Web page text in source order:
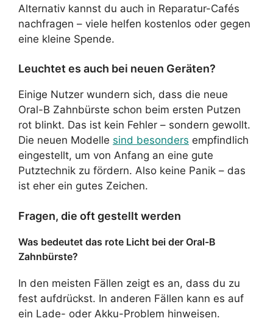
Alternativ kannst du auch in Reparatur-Cafés
nachfragen – viele helfen kostenlos oder gegen
eine kleine Spende.
Leuchtet es auch bei neuen Geräten?
Einige Nutzer wundern sich, dass die neue
Oral-B Zahnbürste schon beim ersten Putzen
rot blinkt. Das ist kein Fehler – sondern gewollt.
Die neuen Modelle sind besonders empfindlich
eingestellt, um von Anfang an eine gute
Putztechnik zu fördern. Also keine Panik – das
ist eher ein gutes Zeichen.
Fragen, die oft gestellt werden
Was bedeutet das rote Licht bei der Oral-B
Zahnbürste?
In den meisten Fällen zeigt es an, dass du zu
fest aufdrückst. In anderen Fällen kann es auf
ein Lade- oder Akku-Problem hinweisen.